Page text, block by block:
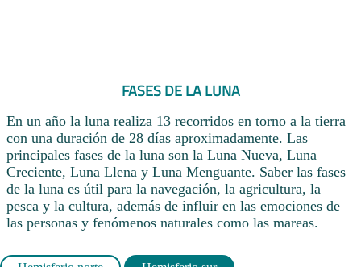
FASES DE LA LUNA
En un año la luna realiza 13 recorridos en torno a la tierra
con una duración de 28 días aproximadamente. Las
principales fases de la luna son la Luna Nueva, Luna
Creciente, Luna Llena y Luna Menguante. Saber las fases
de la luna es útil para la navegación, la agricultura, la
pesca y la cultura, además de influir en las emociones de
las personas y fenómenos naturales como las mareas.